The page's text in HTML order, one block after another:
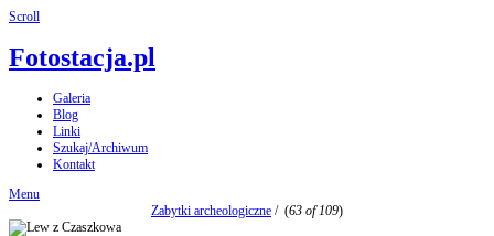
Scroll
Fotostacja.pl
Galeria
Blog
Linki
Szukaj/Archiwum
Kontakt
Menu
Zabytki archeologiczne / (63 of 109)